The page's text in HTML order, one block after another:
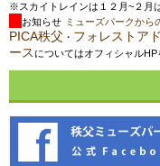
※スカイトレインは１２月~２月
お知らせ ミューズパークから
PICA秩父 ・ フォレストア
ース についてはオフィシャルHP